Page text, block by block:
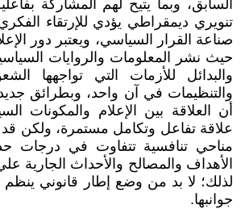
السابق، وبما يتيح لهم المشارکة
تنويري ديمقراطي يؤدي للإرتقاء
صناعة القرار السياسي، ويعتبر دور
حيث نشر المعلومات والروايات
والبدائل للأزمات التي تواجهها
والتنظيمات في آن واحد، وبطرائق
أن العلاقة بين الإعلام والمكونات
علاقة تفاعل وتكامل مستمرة، ولكن قد
مناحي تنافسية تتفاوت في درجات
الأهداف والمصالح والأحداث الجارية
لذلك؛ لا بد من وضع إطار قانوني ينظم
جوانبها.